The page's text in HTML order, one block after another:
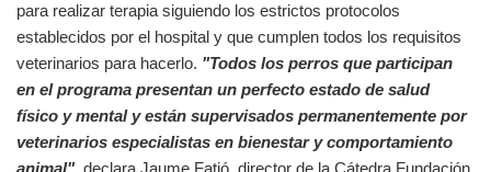
para realizar terapia siguiendo los estrictos protocolos
establecidos por el hospital y que cumplen todos los requisitos
veterinarios para hacerlo. "Todos los perros que participan
en el programa presentan un perfecto estado de salud
físico y mental y están supervisados permanentemente por
veterinarios especialistas en bienestar y comportamiento